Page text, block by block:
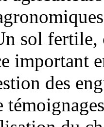
sol fertile,
important
des